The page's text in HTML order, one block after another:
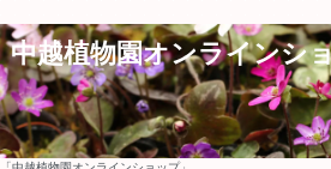
中越植物園オンラインシ